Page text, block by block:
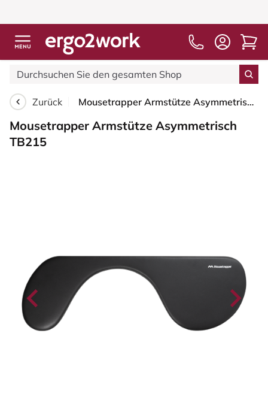
Zurück Mousetrapper Armstütze Asymmetrisch TB215
Mousetrapper Armstütze Asymmetrisch
TB215